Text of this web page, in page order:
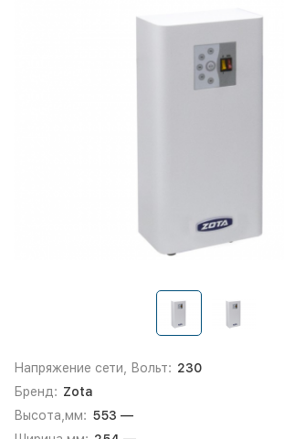
Напряжение сети, Вольт: 230
Бренд: Zota
Высота,мм: 553 —